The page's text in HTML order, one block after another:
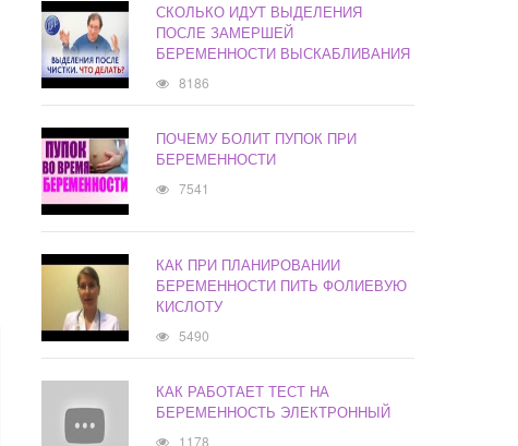
СКОЛЬКО ИДУТ ВЫДЕЛЕНИЯ
ПОСЛЕ ЗАМЕРШЕЙ
БЕРЕМЕННОСТИ ВЫСКАБЛИВАНИЯ
8186
ПОЧЕМУ БОЛИТ ПУПОК ПРИ
БЕРЕМЕННОСТИ
7541
КАК ПРИ ПЛАНИРОВАНИИ
БЕРЕМЕННОСТИ ПИТЬ ФОЛИЕВУЮ
КИСЛОТУ
5490
КАК РАБОТАЕТ ТЕСТ НА
БЕРЕМЕННОСТЬ ЭЛЕКТРОННЫЙ
1178